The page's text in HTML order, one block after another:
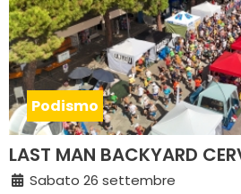
Podismo
LAST MAN BACKYARD
Sabato 26 settembre